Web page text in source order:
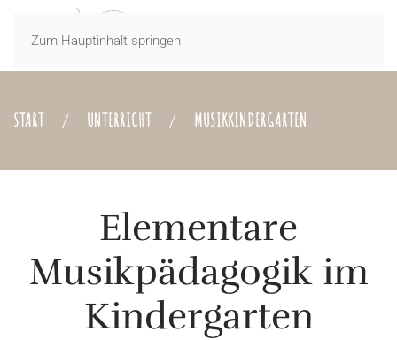
Zum Hauptinhalt springen
START UNTERRICHT MUSIKKINDERGARTEN
Elementare
Musikpädagogik im
Kindergarten